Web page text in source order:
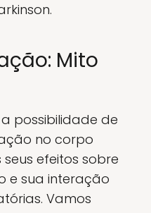
Mito
possibilidade de
no corpo
efeitos sobre
e sua interação
Vamos